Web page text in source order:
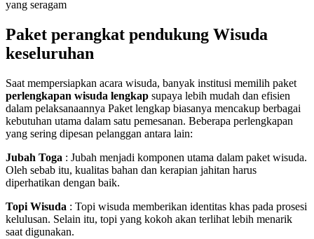
yang seragam
Paket perangkat pendukung Wisuda
keseluruhan
Saat mempersiapkan acara wisuda, banyak institusi memilih paket
perlengkapan wisuda lengkap supaya lebih mudah dan efisien
dalam pelaksanaannya Paket lengkap biasanya mencakup berbagai
kebutuhan utama dalam satu pemesanan. Beberapa perlengkapan
yang sering dipesan pelanggan antara lain:
Jubah Toga : Jubah menjadi komponen utama dalam paket wisuda.
Oleh sebab itu, kualitas bahan dan kerapian jahitan harus
diperhatikan dengan baik.
Topi Wisuda : Topi wisuda memberikan identitas khas pada prosesi
kelulusan. Selain itu, topi yang kokoh akan terlihat lebih menarik
saat digunakan.